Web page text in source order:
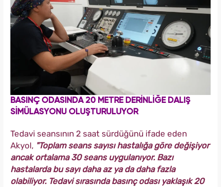
BASINÇ ODASINDA 20 METRE DERİNLİĞE DALIŞ
SİMÜLASYONU OLUŞTURULUYOR
Tedavi seansının 2 saat sürdüğünü ifade eden
Akyol, "Toplam seans sayısı hastalığa göre değişiyor
ancak ortalama 30 seans uygulanıyor. Bazı
hastalarda bu sayı daha az ya da daha fazla
olabiliyor. Tedavi sırasında basınç odası yaklaşık 20